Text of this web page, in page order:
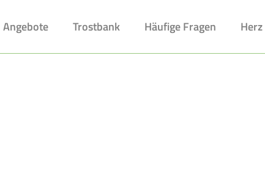
Angebote Trostbank Häufige Fragen